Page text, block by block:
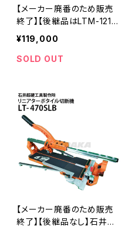
【メーカー廃番のため販売
終了】【後継品はLTM-1210
SLB】石井超硬工具製作所
リニアターボ 手動タイル切
断機 LT-1210SLB lt-1210sl
カー直送≫ LT-1210SLB
¥119,000
SOLD OUT
【メーカー廃番のため販売
終了】【後継品なし】石井超